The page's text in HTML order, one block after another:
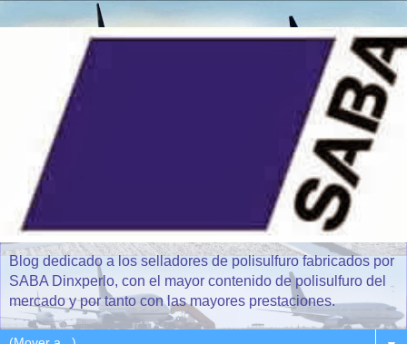
Blog dedicado a los selladores de polisulfuro fabricados por
SABA Dinxperlo, con el mayor contenido de polisulfuro del
mercado y por tanto con las mayores prestaciones.